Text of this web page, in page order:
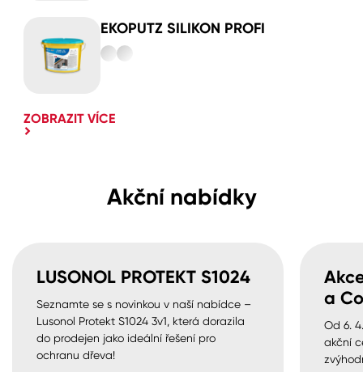
EKOPUTZ SILIKON PROFI
ZOBRAZIT VÍCE
Akční nabídky
LUSONOL PROTEKT S1024
Seznamte se s novinkou v naší nabídce –
Lusonol Protekt S1024 3v1, která dorazila
do prodejen jako ideální řešení pro
ochranu dřeva!
a
Od 6.
akční